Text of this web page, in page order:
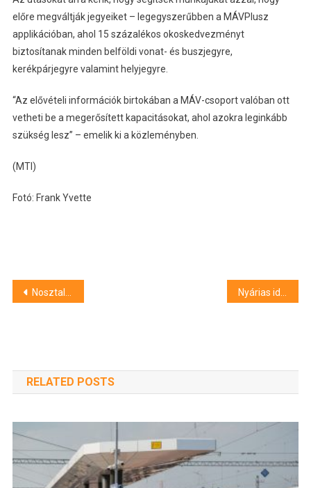
előre megváltják jegyeiket – legegyszerűbben a MÁVPlusz
applikációban, ahol 15 százalékos okoskedvezményt
biztosítanak minden belföldi vonat- és buszjegyre,
kerékpárjegyre valamint helyjegyre.
“Az elővételi információk birtokában a MÁV-csoport valóban ott
vetheti be a megerősített kapacitásokat, ahol azokra leginkább
szükség lesz” – emelik ki a közleményben.
(MTI)
Fotó: Frank Yvette
Bejegyzés
Nosztalgiajáratokkal is utazhatunk a Szeged Napja Ünnepségsorozat és a Borfesztivál ideje alatt
RELATED POSTS